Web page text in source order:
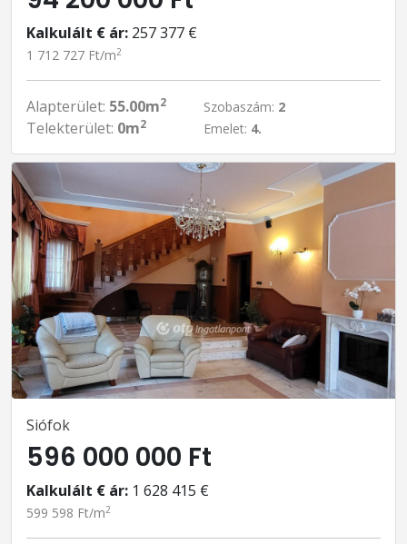
Kalkulált € ár: 257 377 €
1 712 727 Ft/m2
Alapterület: 55.00m2
Telekterület: 0m2
Szobaszám: 2
Emelet: 4.
Siófok
596 000 000 Ft
Kalkulált € ár: 1 628 415 €
599 598 Ft/m2